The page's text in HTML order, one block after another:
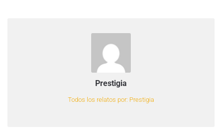
Prestigia
Todos los relatos por: Prestigia